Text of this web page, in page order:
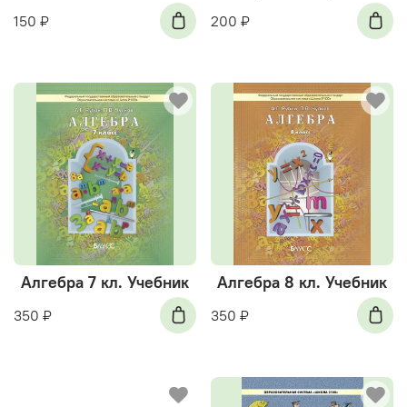
150 ₽ 200 ₽
Алгебра 7 кл. Учебник
350 ₽
Алгебра 8 кл. Учебник
350 ₽